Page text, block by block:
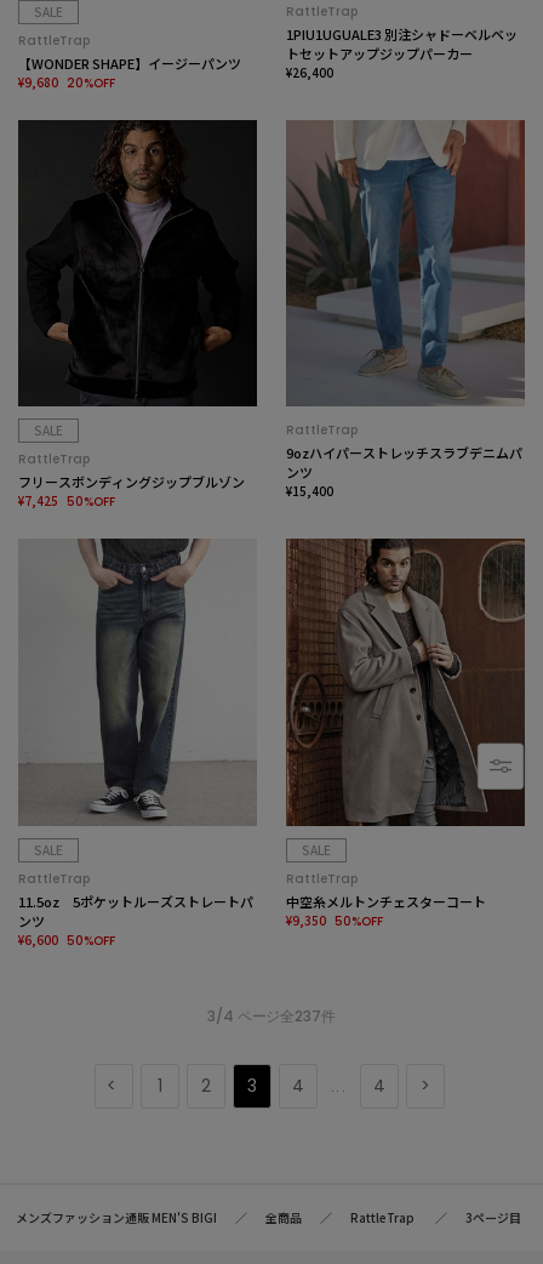
SALE
RattleTrap
【WONDER SHAPE】イージーパンツ
¥9,680 20%OFF
RattleTrap
1PIU1UGUALE3 別注シャドーベルベッ
トセットアップジップパーカー
¥26,400
SALE
RattleTrap
フリースボンディングジップブルゾン
¥7,425 50%OFF
RattleTrap
9ozハイパーストレッチスラブデニムパ
ンツ
¥15,400
SALE
RattleTrap
11.5oz 5ポケットルーズストレートパ
ンツ
¥6,600 50%OFF
SALE
RattleTrap
中空糸メルトンチェスターコート
¥9,350 50%OFF
3/4 ページ全237件
1 2 3 4 ... 4
メンズファッション通販 MEN'S BIGI 全商品 RattleTrap 3ページ目